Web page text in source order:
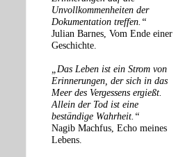
Unvollkommenheiten der
Dokumentation treffen.“
Julian Barnes, Vom Ende einer
Geschichte.
„Das Leben ist ein Strom von
Erinnerungen, der sich in das
Meer des Vergessens ergießt.
Allein der Tod ist eine
beständige Wahrheit.“
Nagib Machfus, Echo meines
Lebens.